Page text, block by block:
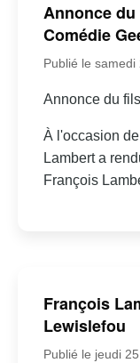
Annonce
Comédie
Publié le
Annonce du
À l'occasion
Lambert a
François
François
Lewislefou
Publié le jeudi